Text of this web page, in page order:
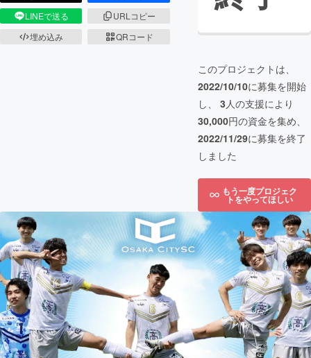
LINEで送る
URLコピー
埋め込み
QRコード
このプロジェクトは、
2022/10/10に募集を開始
し、 3人の支援により
30,000円の資金を集め、
2022/11/29に募集を終了
しました
もう一度プロジェク
トをやってほしい